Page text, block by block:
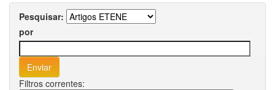
Pesquisar:
por
Filtros correntes: